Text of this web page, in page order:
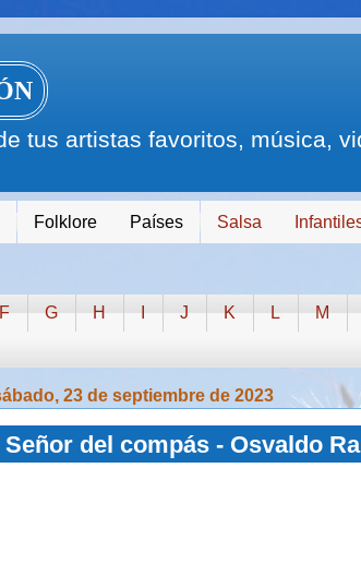
tus artistas favoritos, música,
Folklore Países Salsa
F G H J K L M
23 de septiembre de 2023
Señor del compás - Osvaldo